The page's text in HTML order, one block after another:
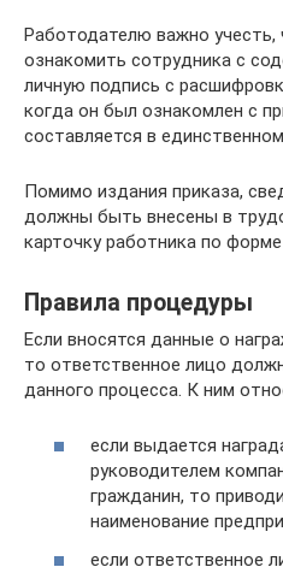
Работодателю важно учесть,
ознакомить сотрудника с
личную подпись с
когда он был ознакомлен с
составляется в
Помимо издания приказа,
должны быть внесены в
карточку работника по форме
Правила процедуры
Если вносятся данные о
то ответственное лицо
данного процесса. К ним
если выдается
руководителем
гражданин, то
наименование
если ответственное